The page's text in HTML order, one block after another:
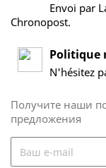
Envoi par
Chronopost.
Politique
N'hésitez
Получите наши
предложения